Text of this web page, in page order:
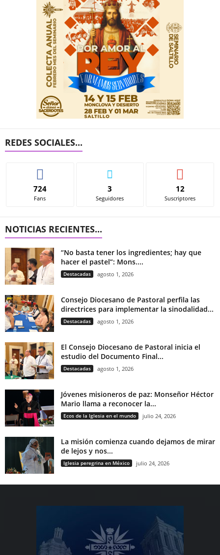
REDES SOCIALES...
724
Fans
3
Seguidores
12
Suscriptores
NOTICIAS RECIENTES...
“No basta tener los ingredientes; hay que
hacer el pastel”: Mons....
Destacadas agosto 1, 2026
Consejo Diocesano de Pastoral perfila las
directrices para implementar la sinodalidad...
Destacadas agosto 1, 2026
El Consejo Diocesano de Pastoral inicia el
estudio del Documento Final...
Destacadas agosto 1, 2026
Jóvenes misioneros de paz: Monseñor Héctor
Mario llama a reconocer la...
Ecos de la Iglesia en el mundo julio 24, 2026
La misión comienza cuando dejamos de mirar
de lejos y nos...
Iglesia peregrina en México julio 24, 2026